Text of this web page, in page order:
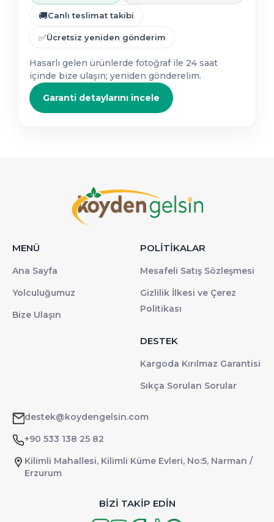
🚚Canlı teslimat takibi
✅Ücretsiz yeniden gönderim
Hasarlı gelen ürünlerde fotoğraf ile 24 saat
içinde bize ulaşın; yeniden gönderelim.
Garanti detaylarını incele
MENÜ
Ana Sayfa
Yolculuğumuz
Bize Ulaşın
POLİTİKALAR
Mesafeli Satış Sözleşmesi
Gizlilik İlkesi ve Çerez
Politikası
DESTEK
Kargoda Kırılmaz Garantisi
Sıkça Sorulan Sorular
destek@koydengelsin.com
+90 533 138 25 82
Kilimli Mahallesi, Kilimli Küme Evleri, No:5, Narman /
Erzurum
BİZİ TAKİP EDİN